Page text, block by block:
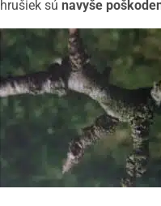
hrušiek sú navyše